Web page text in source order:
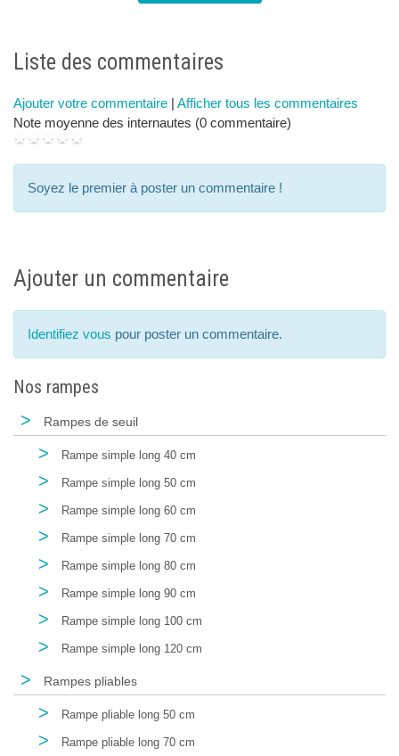
Liste des commentaires
Ajouter votre commentaire | Afficher tous les commentaires
Note moyenne des internautes (0 commentaire)
Soyez le premier à poster un commentaire !
Ajouter un commentaire
Identifiez vous pour poster un commentaire.
Nos rampes
> Rampes de seuil
> Rampe simple long 40 cm
> Rampe simple long 50 cm
> Rampe simple long 60 cm
> Rampe simple long 70 cm
> Rampe simple long 80 cm
> Rampe simple long 90 cm
> Rampe simple long 100 cm
> Rampe simple long 120 cm
> Rampes pliables
> Rampe pliable long 50 cm
> Rampe pliable long 70 cm